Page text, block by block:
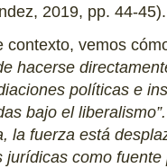
2019, pp. 44-45).
contexto, vemos
hacerse
políticas e
bajo el
la fuerza está
jurídicas como fuente